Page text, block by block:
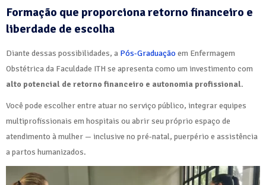
Formação que proporciona retorno financeiro e
liberdade de escolha
Diante dessas possibilidades, a Pós-Graduação em Enfermagem
Obstétrica da Faculdade ITH se apresenta como um investimento com
alto potencial de retorno financeiro e autonomia profissional.
Você pode escolher entre atuar no serviço público, integrar equipes
multiprofissionais em hospitais ou abrir seu próprio espaço de
atendimento à mulher — inclusive no pré-natal, puerpério e assistência
a partos humanizados.